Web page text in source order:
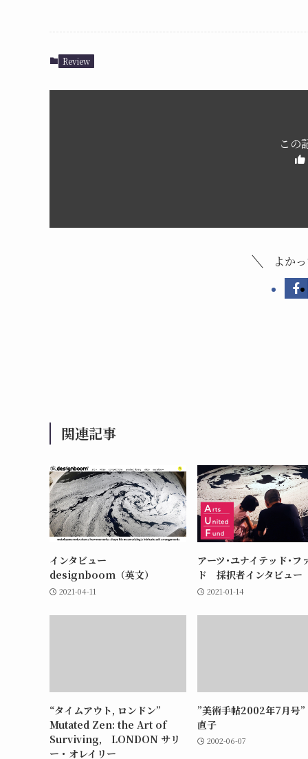
Review
この
よか
関連記事
インタビュー
designboom（英文）
2021-04-11
アーツ･ユナイテッド･フ
ド 採択者インタビュー
2021-01-14
“タイムアウト, ロンドン”
Mutated Zen: the Art of
Surviving, LONDON サリ
ー・オレイリー
”美術手帖2002年7月号
直子
2002-06-07